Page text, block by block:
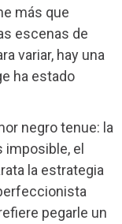
más que
escenas de
variar, hay una
ha estado
negro tenue: la
imposible, el
la estrategia
pegarle un